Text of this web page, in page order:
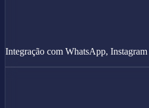
Integração com WhatsApp,